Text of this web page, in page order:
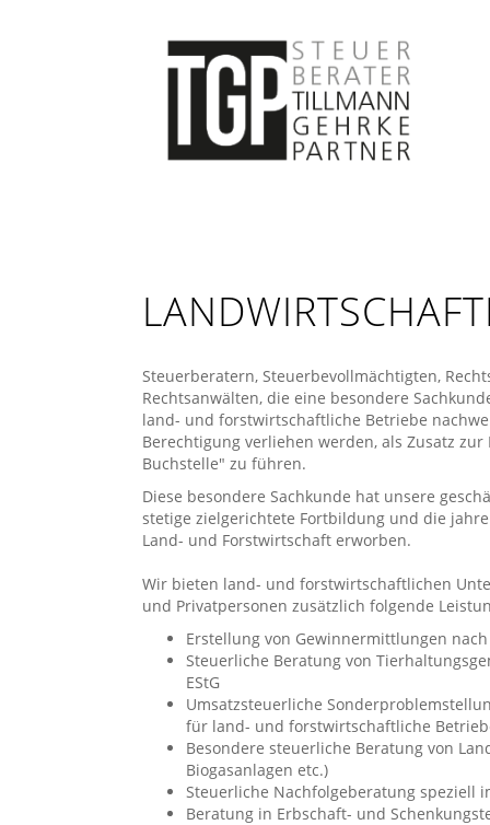
Steuerberatern, Steuerbevollmächtigten,
Rechtsanwälten, die eine besondere
land- und forstwirtschaftliche Betriebe
Berechtigung verliehen werden, als Zusatz
Buchstelle" zu führen.
Diese besondere Sachkunde hat unsere
stetige zielgerichtete Fortbildung und die
Land- und Forstwirtschaft erworben.
Wir bieten land- und forstwirtschaftlichen
und Privatpersonen zusätzlich folgende
Erstellung von Gewinnermittlungen nach
Steuerliche Beratung von
EStG
Umsatzsteuerliche
für land- und forstwirtschaftliche
Besondere steuerliche Beratung von
Biogasanlagen etc.)
Steuerliche Nachfolgeberatung speziell
Beratung in Erbschaft- und